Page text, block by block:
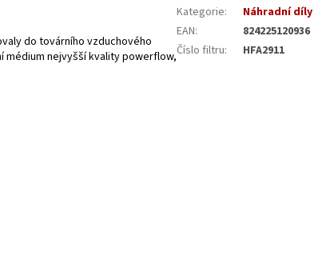
do továrního vzduchového
médium nejvyšší kvality powerflow,
Kategorie:
Náhradní díly
EAN:
824225120936
Číslo filtru: HFA2911